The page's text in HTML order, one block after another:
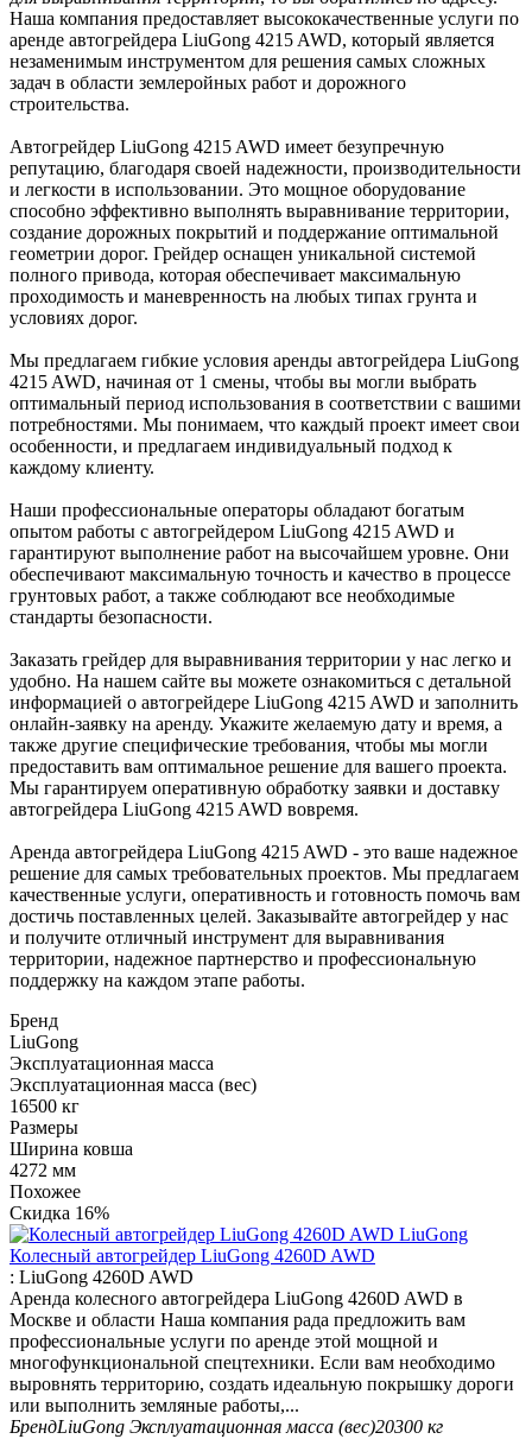
Наша компания предоставляет высококачественные услуги по
аренде автогрейдера LiuGong 4215 AWD, который является
незаменимым инструментом для решения самых сложных
задач в области землеройных работ и дорожного
строительства.
Автогрейдер LiuGong 4215 AWD имеет безупречную
репутацию, благодаря своей надежности, производительности
и легкости в использовании. Это мощное оборудование
способно эффективно выполнять выравнивание территории,
создание дорожных покрытий и поддержание оптимальной
геометрии дорог. Грейдер оснащен уникальной системой
полного привода, которая обеспечивает максимальную
проходимость и маневренность на любых типах грунта и
условиях дорог.
Мы предлагаем гибкие условия аренды автогрейдера LiuGong
4215 AWD, начиная от 1 смены, чтобы вы могли выбрать
оптимальный период использования в соответствии с вашими
потребностями. Мы понимаем, что каждый проект имеет свои
особенности, и предлагаем индивидуальный подход к
каждому клиенту.
Наши профессиональные операторы обладают богатым
опытом работы с автогрейдером LiuGong 4215 AWD и
гарантируют выполнение работ на высочайшем уровне. Они
обеспечивают максимальную точность и качество в процессе
грунтовых работ, а также соблюдают все необходимые
стандарты безопасности.
Заказать грейдер для выравнивания территории у нас легко и
удобно. На нашем сайте вы можете ознакомиться с детальной
информацией о автогрейдере LiuGong 4215 AWD и заполнить
онлайн-заявку на аренду. Укажите желаемую дату и время, а
также другие специфические требования, чтобы мы могли
предоставить вам оптимальное решение для вашего проекта.
Мы гарантируем оперативную обработку заявки и доставку
автогрейдера LiuGong 4215 AWD вовремя.
Аренда автогрейдера LiuGong 4215 AWD - это ваше надежное
решение для самых требовательных проектов. Мы предлагаем
качественные услуги, оперативность и готовность помочь вам
достичь поставленных целей. Заказывайте автогрейдер у нас
и получите отличный инструмент для выравнивания
территории, надежное партнерство и профессиональную
поддержку на каждом этапе работы.
Бренд
LiuGong
Эксплуатационная масса
Эксплуатационная масса (вес)
16500 кг
Размеры
Ширина ковша
4272 мм
Похожее
Скидка 16%
Колесный автогрейдер LiuGong 4260D AWD
: LiuGong 4260D AWD
Аренда колесного автогрейдера LiuGong 4260D AWD в
Москве и области Наша компания рада предложить вам
профессиональные услуги по аренде этой мощной и
многофункциональной спецтехники. Если вам необходимо
выровнять территорию, создать идеальную покрышку дороги
или выполнить земляные работы,...
БрендLiuGong Эксплуатационная масса (вес)20300 кг